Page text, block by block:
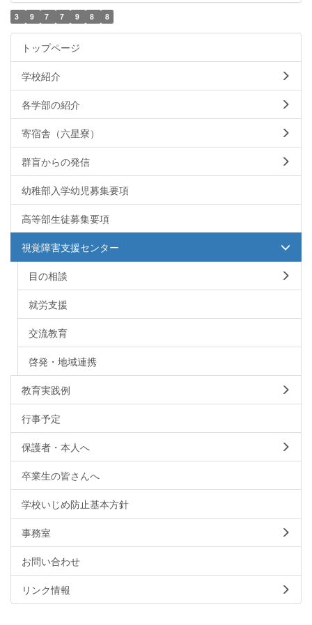
3 9 7 7 9 8 8
トップページ
学校紹介
各学部の紹介
寄宿舎（六星寮）
群盲からの発信
幼稚部入学幼児募集要項
高等部生徒募集要項
視覚障害支援センター
目の相談
就労支援
交流教育
啓発・地域連携
教育実践例
行事予定
保護者・本人へ
卒業生の皆さんへ
学校いじめ防止基本方針
事務室
お問い合わせ
リンク情報